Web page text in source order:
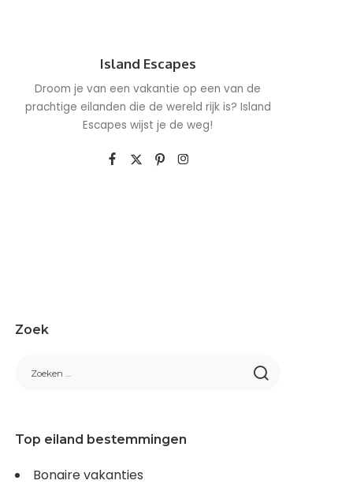
Island Escapes
Droom je van een vakantie op een van de
prachtige eilanden die de wereld rijk is? Island
Escapes wijst je de weg!
Zoek
Top eiland bestemmingen
Bonaire vakanties